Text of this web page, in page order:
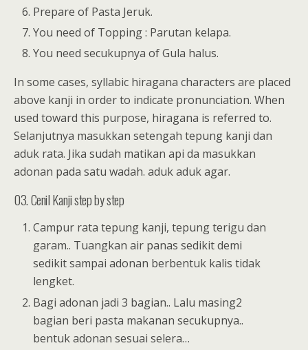
Prepare of Pasta Jeruk.
You need of Topping : Parutan kelapa.
You need secukupnya of Gula halus.
In some cases, syllabic hiragana characters are placed
above kanji in order to indicate pronunciation. When
used toward this purpose, hiragana is referred to.
Selanjutnya masukkan setengah tepung kanji dan
aduk rata. Jika sudah matikan api da masukkan
adonan pada satu wadah. aduk aduk agar.
03. Cenil Kanji step by step
Campur rata tepung kanji, tepung terigu dan
garam.. Tuangkan air panas sedikit demi
sedikit sampai adonan berbentuk kalis tidak
lengket.
Bagi adonan jadi 3 bagian.. Lalu masing2
bagian beri pasta makanan secukupnya..
bentuk adonan sesuai selera…